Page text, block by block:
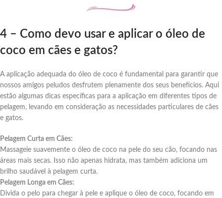
4 – Como devo usar e aplicar o óleo de
coco em cães e gatos?
A aplicação adequada do óleo de coco é fundamental para garantir que
nossos amigos peludos desfrutem plenamente dos seus benefícios. Aqui
estão algumas dicas específicas para a aplicação em diferentes tipos de
pelagem, levando em consideração as necessidades particulares de cães
e gatos.
Pelagem Curta em Cães:
Massageie suavemente o óleo de coco na pele do seu cão, focando nas
áreas mais secas. Isso não apenas hidrata, mas também adiciona um
brilho saudável à pelagem curta.
Pelagem Longa em Cães:
Divida o pelo para chegar à pele e aplique o óleo de coco, focando em